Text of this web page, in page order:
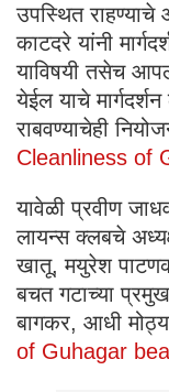
उपस्थित
काटदरे यांनी
याविषयी तसेच
येईल याचे
राबवण्याचेही
Cleanliness of
यावेळी प्रवीण
लायन्स क्लबचे
खातू, मयुरेश
बचत गटाच्या
बागकर, आधी
of Guhagar